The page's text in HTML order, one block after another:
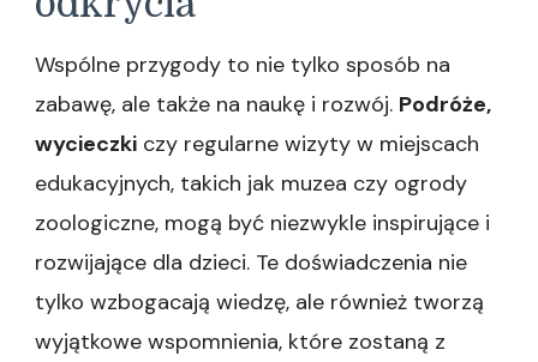
Wspólne przygody to nie tylko sposób na
zabawę, ale także na naukę i rozwój. Podróże,
wycieczki czy regularne wizyty w miejscach
edukacyjnych, takich jak muzea czy ogrody
zoologiczne, mogą być niezwykle inspirujące i
rozwijające dla dzieci. Te doświadczenia nie
tylko wzbogacają wiedzę, ale również tworzą
wyjątkowe wspomnienia, które zostaną z